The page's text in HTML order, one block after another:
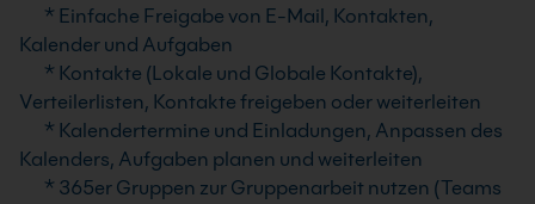
* Einfache Freigabe von E-Mail, Kontakten,
Kalender und Aufgaben
* Kontakte (Lokale und Globale Kontakte),
Verteilerlisten, Kontakte freigeben oder weiterleiten
* Kalendertermine und Einladungen, Anpassen des
Kalenders, Aufgaben planen und weiterleiten
* 365er Gruppen zur Gruppenarbeit nutzen (Teams